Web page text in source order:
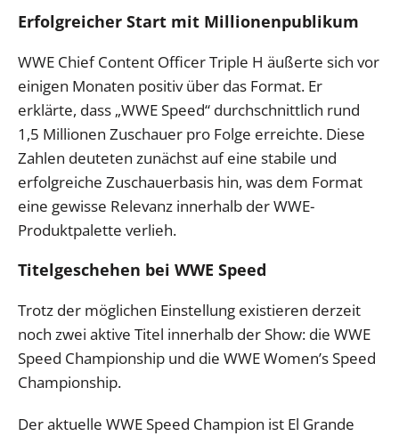
Erfolgreicher Start mit Millionenpublikum
WWE Chief Content Officer Triple H äußerte sich vor
einigen Monaten positiv über das Format. Er
erklärte, dass „WWE Speed“ durchschnittlich rund
1,5 Millionen Zuschauer pro Folge erreichte. Diese
Zahlen deuteten zunächst auf eine stabile und
erfolgreiche Zuschauerbasis hin, was dem Format
eine gewisse Relevanz innerhalb der WWE-
Produktpalette verlieh.
Titelgeschehen bei WWE Speed
Trotz der möglichen Einstellung existieren derzeit
noch zwei aktive Titel innerhalb der Show: die WWE
Speed Championship und die WWE Women’s Speed
Championship.
Der aktuelle WWE Speed Champion ist El Grande